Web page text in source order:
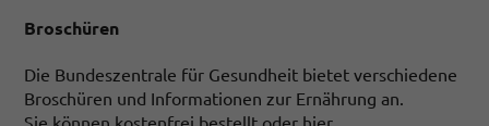
Broschüren
Die Bundeszentrale für Gesundheit bietet verschiedene
Broschüren und Informationen zur Ernährung an.
Sie können kostenfrei bestellt oder hier